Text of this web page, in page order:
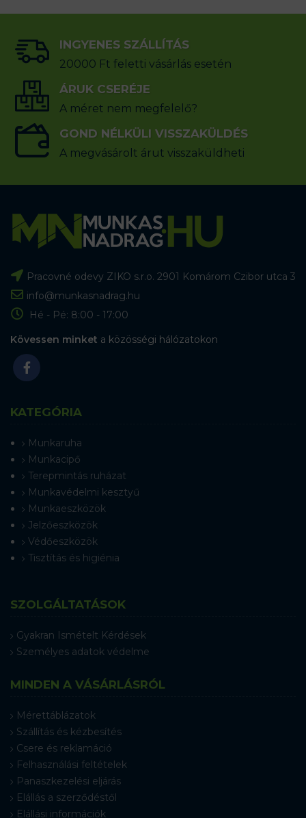
INGYENES SZÁLLÍTÁS
20000 Ft feletti vásárlás esetén
ÁRUK CSERÉJE
A méret nem megfelelő?
GOND NÉLKÜLI VISSZAKÜLDÉS
A megvásárolt árut visszaküldheti
Pracovné odevy ZIKO s.r.o. 2901 Komárom Czibor utca 3
info@munkasnadrag.hu
Hé - Pé: 8:00 - 17:00
Kövessen minket a közösségi hálózatokon
KATEGÓRIA
Munkaruha
Munkacipő
Terepmintás ruházat
Munkavédelmi kesztyű
Munkaeszközök
Jelzőeszközök
Védőeszközök
Tisztítás és higiénia
SZOLGÁLTATÁSOK
Gyakran Ismételt Kérdések
Személyes adatok védelme
MINDEN A VÁSÁRLÁSRÓL
Mérettáblázatok
Szállítás és kézbesítés
Csere és reklamáció
Felhasználási feltételek
Panaszkezelési eljárás
Elállás a szerződéstől
Elállási információk